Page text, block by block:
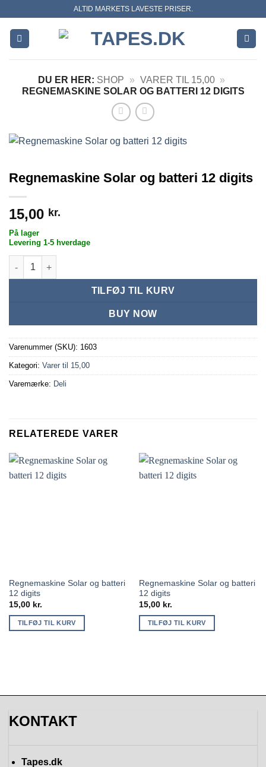
content
ALTID MARKETS LAVESTE PRISER.
DU ER HER: SHOP » VARER TIL 15,00 »
REGNEMASKINE SOLAR OG BATTERI 12 DIGITS
Regnemaskine Solar og batteri 12 digits
15,00 kr.
På lager
Levering 1-5 hverdage
Regnemaskine Solar og batteri 12 digits antal
TILFØJ TIL KURV
BUY NOW
Varenummer (SKU): 1603
Kategori: Varer til 15,00
Varemærke: Deli
RELATEREDE VARER
Regnemaskine Solar og batteri
12 digits
15,00 kr.
TILFØJ TIL KURV
Regnemaskine Solar og batteri
12 digits
15,00 kr.
TILFØJ TIL KURV
KONTAKT
Tapes.dk